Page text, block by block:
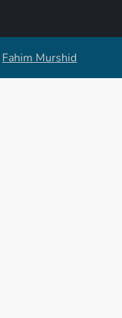
Fahim Murshid